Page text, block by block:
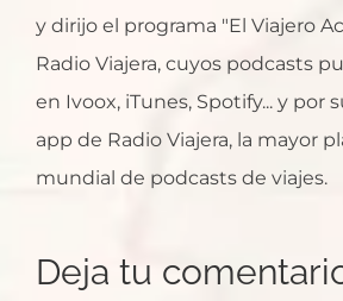
y dirijo el programa "El Viajero
Radio Viajera, cuyos podcasts
en Ivoox, iTunes, Spotify... y por
app de Radio Viajera, la mayor
mundial de podcasts de viajes.
Deja tu